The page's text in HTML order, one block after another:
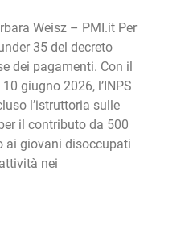
Weisz – PMI.it Per
35 del decreto
dei pagamenti. Con il
giugno 2026, l’INPS
l’istruttoria sulle
il contributo da 500
ai giovani disoccupati
nei